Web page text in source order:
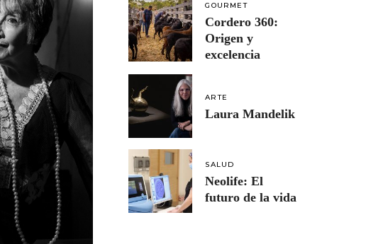
GOURMET
Cordero 360:
Origen y
excelencia
ARTE
Laura Mandelik
SALUD
Neolife: El
futuro de la vida